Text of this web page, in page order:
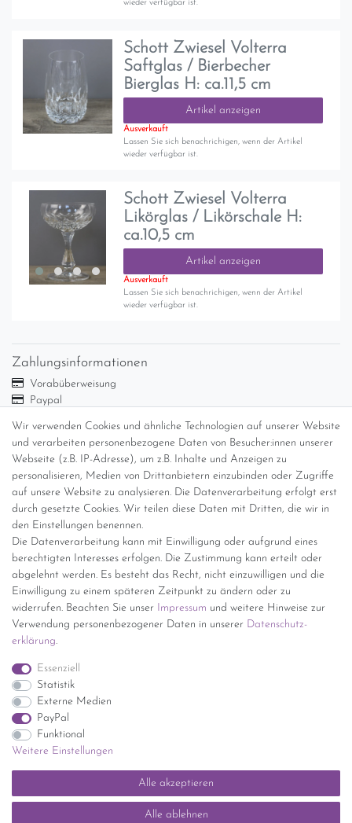
wieder verfügbar ist.
Schott Zwiesel Volterra
Saftglas / Bierbecher
Bierglas H: ca.11,5 cm
Artikel anzeigen
Ausverkauft
Lassen Sie sich benachrichigen, wenn der Artikel
wieder verfügbar ist.
Schott Zwiesel Volterra
Likörglas / Likörschale H:
ca.10,5 cm
Artikel anzeigen
Ausverkauft
Lassen Sie sich benachrichigen, wenn der Artikel
wieder verfügbar ist.
Wir verwenden Cookies und ähnliche Technologien auf unserer Website
und verarbeiten personenbezogene Daten von Besucher:innen unserer
Webseite (z.B. IP-Adresse), um z.B. Inhalte und Anzeigen zu
personalisieren, Medien von Drittanbietern einzubinden oder Zugriffe
auf unsere Website zu analysieren. Die Datenverarbeitung erfolgt erst
durch gesetzte Cookies. Wir teilen diese Daten mit Dritten, die wir in
den Einstellungen benennen.
Die Datenverarbeitung kann mit Einwilligung oder aufgrund eines
berechtigten Interesses erfolgen. Die Zustimmung kann erteilt oder
abgelehnt werden. Es besteht das Recht, nicht einzuwilligen und die
Einwilligung zu einem späteren Zeitpunkt zu ändern oder zu
widerrufen. Beachten Sie unser Impressum und weitere Hinweise zur
Verwendung personenbezogener Daten in unserer Daten­schutz­
erklärung.
Essenziell
Statistik
Externe Medien
PayPal
Funktional
Weitere Einstellungen
Alle akzeptieren
Alle ablehnen
Zahlungsinformationen
Vorabüberweisung
Paypal
Versandinformationen
Versand per GLS (6,90 Euro) oder DHL (8,49 Euro ) inkl. MwSt.
(innerhalb Deutschlands)
kostenfreie Lieferung ab 150 Euro Warenwert (innerhalb
Deutschlands)
Übersicht Internationale Versandkosten
Wir kaufen an
Sie haben zuviel Porzellan im Schrank? Gerne kaufen wir dieses an.
Einfach unverbindliches Angebot anfordern.
*Endpreis inkl. MwSt. (Dieser Artikel unterliegt gem. § 25a
UStG der Differenzbesteuerung, ein Ausweis der
Mehrwertsteuer auf der Rechnung erfolgt nicht.)
Impressum Daten­schutz­erklärung
Vertrag widerrufen Kontakt